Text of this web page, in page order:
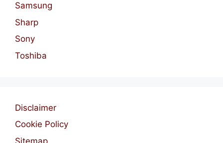
Samsung
Sharp
Sony
Toshiba
Disclaimer
Cookie Policy
Sitemap